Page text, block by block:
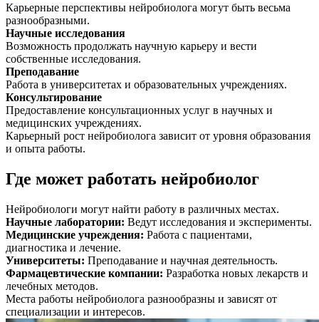
Карьерные перспективы нейробиолога могут быть весьма
разнообразными.
Научные исследования
Возможность продолжать научную карьеру и вести
собственные исследования.
Преподавание
Работа в университетах и образовательных учреждениях.
Консультирование
Предоставление консультационных услуг в научных и
медицинских учреждениях.
Карьерный рост нейробиолога зависит от уровня образования
и опыта работы.
Где может работать нейробиолог
Нейробиологи могут найти работу в различных местах.
Научные лаборатории: Ведут исследования и эксперименты.
Медицинские учреждения: Работа с пациентами,
диагностика и лечение.
Университеты: Преподавание и научная деятельность.
Фармацевтические компании: Разработка новых лекарств и
лечебных методов.
Места работы нейробиолога разнообразны и зависят от
специализации и интересов.